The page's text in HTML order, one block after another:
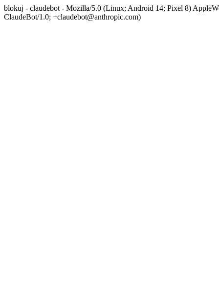
blokuj - claudebot - Mozilla/5.0 (Linux; Android 14; Pixel 8)
ClaudeBot/1.0; +claudebot@anthropic.com)